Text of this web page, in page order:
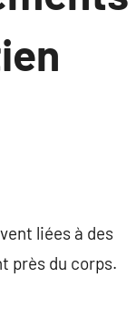
liées à des
près du corps.